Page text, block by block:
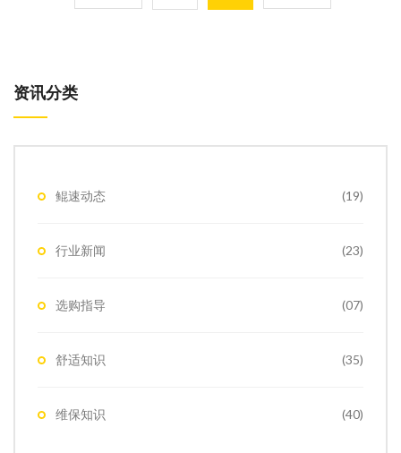
资讯分类
鲲速动态 (19)
行业新闻 (23)
选购指导 (07)
舒适知识 (35)
维保知识 (40)